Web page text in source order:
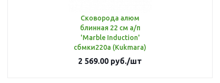
Сковорода алюм
блинная 22 см а/п
'Marble Induction'
сбмки220а (Kukmara)
2 569.00 руб./шт